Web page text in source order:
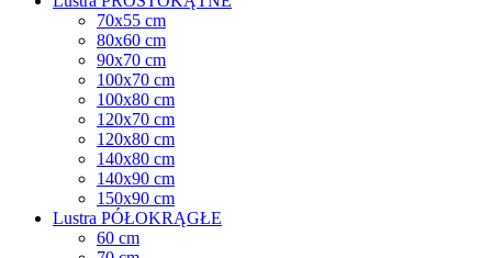
70x55 cm
80x60 cm
90x70 cm
100x70 cm
100x80 cm
120x70 cm
120x80 cm
140x80 cm
140x90 cm
150x90 cm
Lustra PÓŁOKRĄGŁE
60 cm